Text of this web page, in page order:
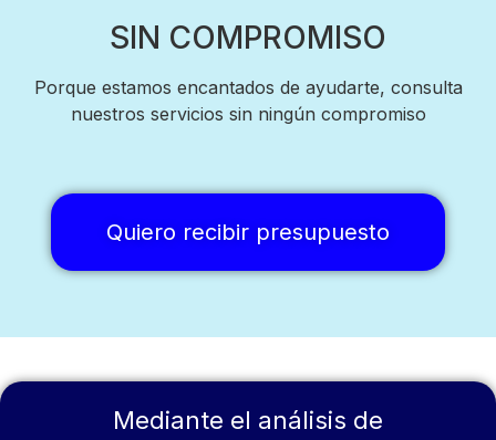
SIN COMPROMISO
Porque estamos encantados de ayudarte, consulta
nuestros servicios sin ningún compromiso
Quiero recibir presupuesto
Mediante el análisis de